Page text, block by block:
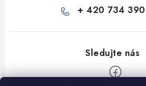
+ 420 734